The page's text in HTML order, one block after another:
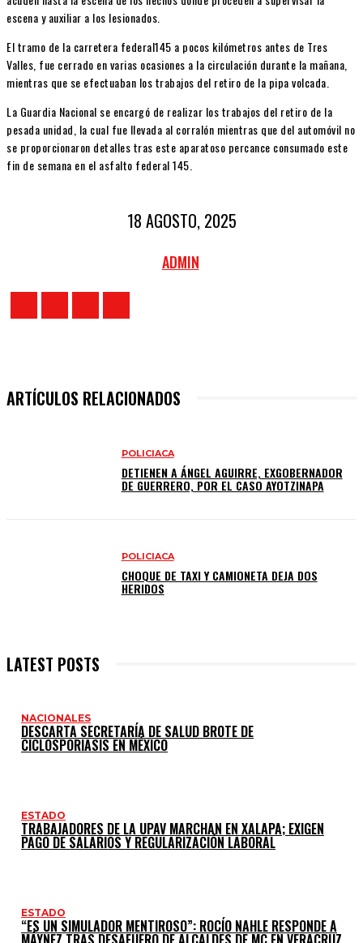
escena y auxiliar a los lesionados.
El tramo de la carretera federal145 a pocos kilómetros antes de Tres
Valles, fue cerrado en varias ocasiones a la circulación durante la mañana,
mientras que se efectuaban los trabajos del retiro de la pipa volcada.
La Guardia Nacional se encargó de realizar los trabajos del retiro de la
pesada unidad, la cual fue llevada al corralón mientras que del automóvil no
se proporcionaron detalles tras este aparatoso percance consumado este
fin de semana en el asfalto federal 145.
18 AGOSTO, 2025
ADMIN
ARTÍCULOS RELACIONADOS
POLICIACA
DETIENEN A ÁNGEL AGUIRRE, EXGOBERNADOR
DE GUERRERO, POR EL CASO AYOTZINAPA
POLICIACA
CHOQUE DE TAXI Y CAMIONETA DEJA DOS
HERIDOS
LATEST POSTS
NACIONALES
DESCARTA SECRETARÍA DE SALUD BROTE DE
CICLOSPORIASIS EN MÉXICO
ESTADO
TRABAJADORES DE LA UPAV MARCHAN EN XALAPA; EXIGEN
PAGO DE SALARIOS Y REGULARIZACIÓN LABORAL
ESTADO
“ES UN SIMULADOR MENTIROSO”: ROCÍO NAHLE RESPONDE A